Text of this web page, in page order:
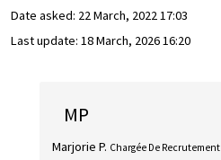
Date asked: 22 March, 2022 17:03
Last update: 18 March, 2026 16:20
MP
Marjorie P. Chargée De Recrutement